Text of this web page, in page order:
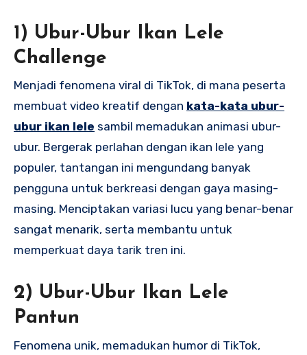
1) Ubur-Ubur Ikan Lele
Challenge
Menjadi fenomena viral di TikTok, di mana peserta
membuat video kreatif dengan kata-kata ubur-
ubur ikan lele sambil memadukan animasi ubur-
ubur. Bergerak perlahan dengan ikan lele yang
populer, tantangan ini mengundang banyak
pengguna untuk berkreasi dengan gaya masing-
masing. Menciptakan variasi lucu yang benar-benar
sangat menarik, serta membantu untuk
memperkuat daya tarik tren ini.
2) Ubur-Ubur Ikan Lele
Pantun
Fenomena unik, memadukan humor di TikTok,